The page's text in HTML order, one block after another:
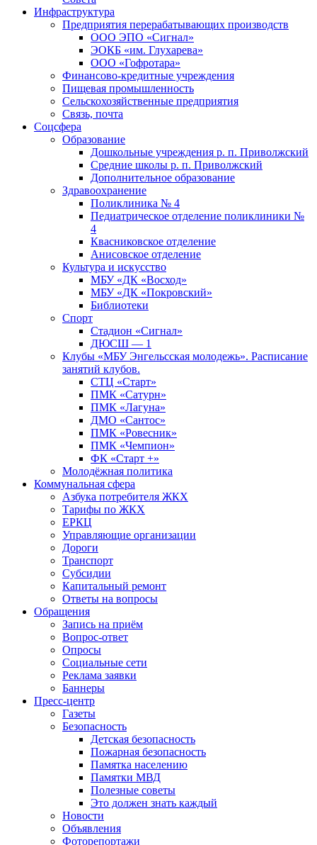
Инфраструктура
Предприятия перерабатывающих производств
ООО ЭПО «Сигнал»
ЭОКБ «им. Глухарева»
ООО «Гофротара»
Финансово-кредитные учреждения
Пищевая промышленность
Сельскохозяйственные предприятия
Связь, почта
Соцсфера
Образование
Дошкольные учреждения р. п. Приволжский
Средние школы р. п. Приволжский
Дополнительное образование
Здравоохранение
Поликлиника № 4
Педиатрическое отделение поликлиники №
4
Квасниковское отделение
Анисовское отделение
Культура и искусство
МБУ «ДК «Восход»
МБУ «ДК «Покровский»
Библиотеки
Спорт
Стадион «Сигнал»
ДЮСШ — 1
Клубы «МБУ Энгельсская молодежь». Расписание
занятий клубов.
СТЦ «Старт»
ПМК «Сатурн»
ПМК «Лагуна»
ДМО «Сантос»
ПМК «Ровесник»
ПМК «Чемпион»
ФК «Старт +»
Молодёжная политика
Коммунальная сфера
Азбука потребителя ЖКХ
Тарифы по ЖКХ
ЕРКЦ
Управляющие организации
Дороги
Транспорт
Субсидии
Капитальный ремонт
Ответы на вопросы
Обращения
Запись на приём
Вопрос-ответ
Опросы
Социальные сети
Реклама заявки
Баннеры
Пресс-центр
Газеты
Безопасность
Детская безопасность
Пожарная безопасность
Памятка населению
Памятки МВД
Полезные советы
Это должен знать каждый
Новости
Объявления
Фоторепортажи